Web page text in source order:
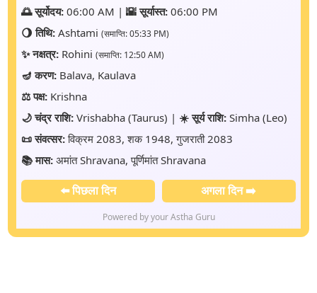
🌅 सूर्योदय: 06:00 AM |🌇 सूर्यास्त: 06:00 PM
🌖 तिथि: Ashtami(समाप्ति: 05:33 PM)
✨ नक्षत्र: Rohini(समाप्ति: 12:50 AM)
🪔 करण: Balava, Kaulava
⚖️ पक्ष: Krishna
🌙 चंद्र राशि: Vrishabha (Taurus) | ☀️ सूर्य राशि: Simha (Leo)
📜 संवत्सर:विक्रम 2083, शक 1948, गुजराती 2083
📚 मास: अमांत Shravana, पूर्णिमांत Shravana
⬅️ पिछला दिन अगला दिन ➡️
Powered by your Astha Guru